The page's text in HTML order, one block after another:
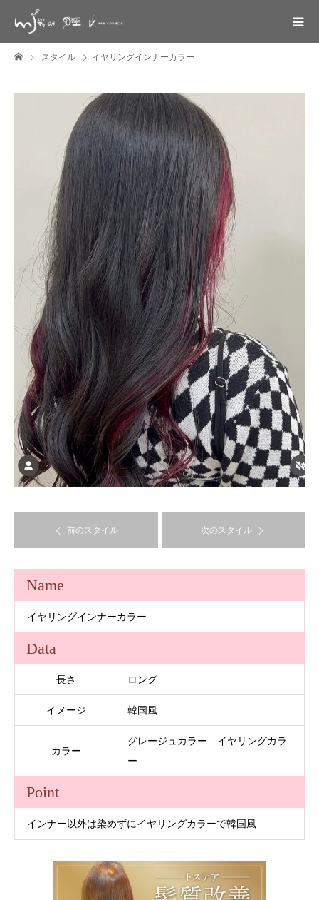
スタイル イヤリングインナーカラー
前のスタイル 次のスタイル
Name
イヤリングインナーカラー
Data
長さ ロング
イメージ 韓国風
カラー
グレージュカラー イヤリングカラ
ー
Point
インナー以外は染めずにイヤリングカラーで韓国風